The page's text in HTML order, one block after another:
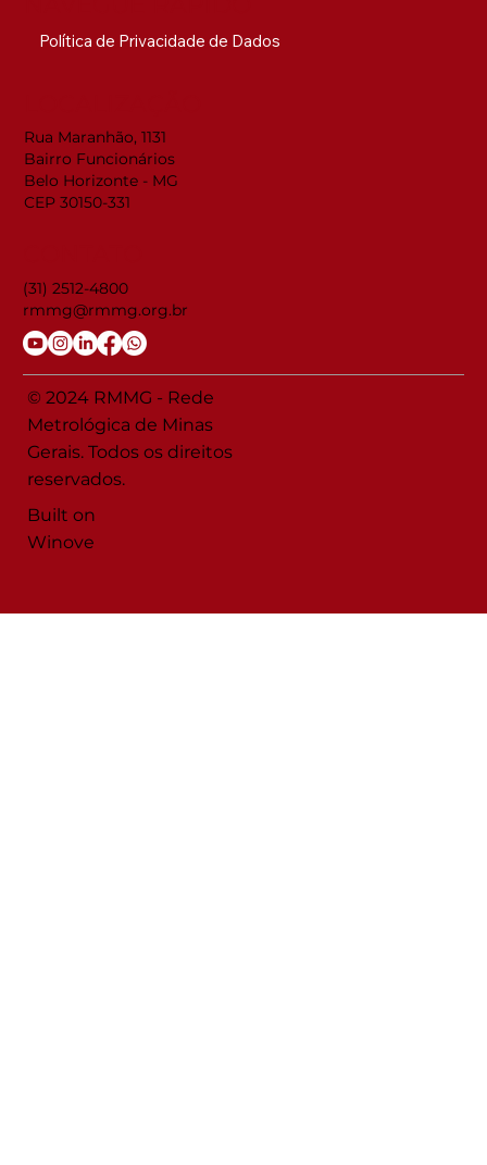
Política de Privacidade de Dados
Rua Maranhão, 1131
Bairro Funcionários
Belo Horizonte - MG
CEP 30150-331
(31) 2512-4800
rmmg@rmmg.org.br
© 2024 RMMG - Rede
Metrológica de Minas
Gerais. Todos os direitos
reservados.
Built on
Winove